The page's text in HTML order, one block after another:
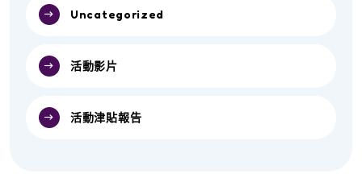
Uncategorized
活動影片
活動津貼報告